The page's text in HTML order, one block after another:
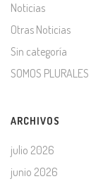
Noticias
Otras Noticias
Sin categoría
SOMOS PLURALES
ARCHIVOS
julio 2026
junio 2026